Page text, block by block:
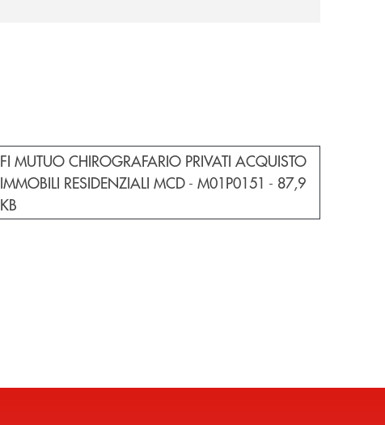
apre documento in una nuova finestra
FI MUTUO CHIROGRAFARIO PRIVATI ACQUISTO
IMMOBILI RESIDENZIALI MCD - M01P0151 - 87,9
KB